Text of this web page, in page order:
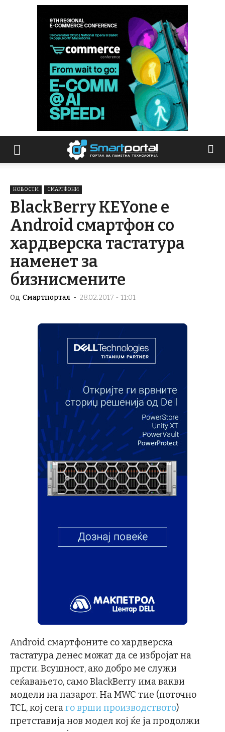
НОВОСТИ СМАРТФОНИ
BlackBerry KEYone е
Android смартфон со
хардверска тастатура
наменет за
бизнисмените
Од Смартпортал - 28.02.2017 - 11:01
Android смартфоните со хардверска
тастатура денес можат да се избројат на
прсти. Всушност, ако добро ме служи
сеќавањето, само BlackBerry има вакви
модели на пазарот. На MWC тие (поточно
TCL, кој сегаго врши производството)
претставија нов модел кој ќе ја продолжи